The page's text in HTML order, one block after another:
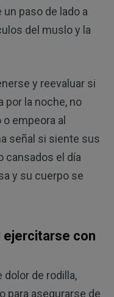
paso de lado a
del muslo y la
y reevaluar si
por la noche, no
empeora al
señal si siente sus
cansados el día
y su cuerpo se
ejercitarse con
dolor de rodilla,
para asegurarse de